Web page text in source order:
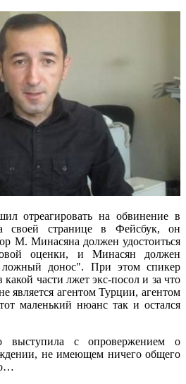
отреагировать на обвинение в
своей странице в Фейсбук, он
М. Минасяна должен удостоиться
оценки, и Минасян должен
ложный донос". При этом спикер
какой части лжет экс-посол и за что
является агентом Турции, агентом
маленький нюанс так и остался
выступила с опровержением о
не имеющем ничего общего